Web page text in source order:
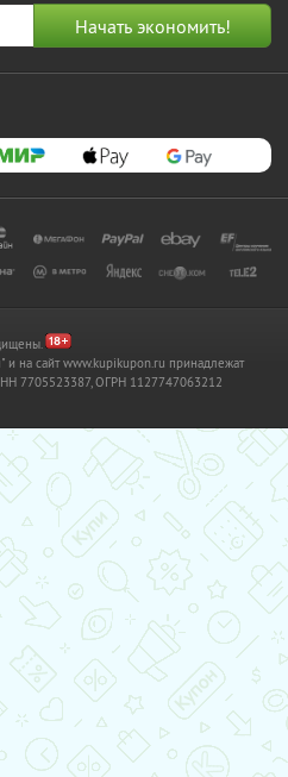
и на сайт www.kupikupon.ru принадлежат
7705523387, ОГРН 1127747063212